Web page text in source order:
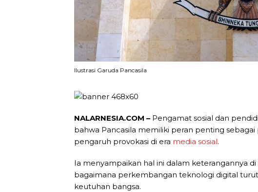
Ilustrasi Garuda Pancasila
NALARNESIA.COM – Pengamat sosial dan
bahwa Pancasila memiliki peran penting
pengaruh provokasi di era media sosial.
Ia menyampaikan hal ini dalam keterangannya di
bagaimana perkembangan teknologi digital
keutuhan bangsa.